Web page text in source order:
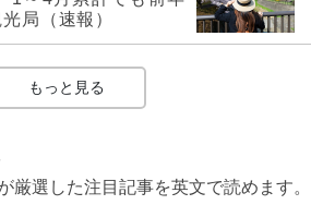
局（速報）
もっと見る
厳選した注目記事を英文で読めます。